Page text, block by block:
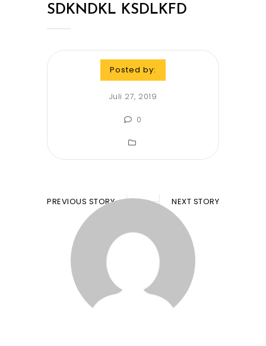
SDKNDKL KSDLKFD
Posted by:
Juli 27, 2019
0
PREVIOUS STORY NEXT STORY